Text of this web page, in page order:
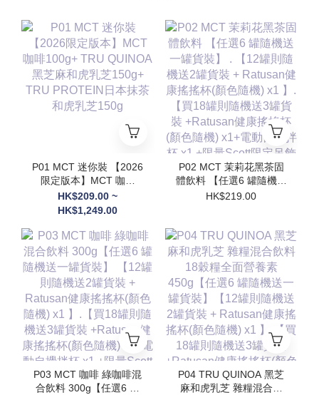
P01 MCT 迷你裝 【2026
限定版本】MCT 咖啡
100g+ TRU QUINOA黑
芝麻和虎乳芝150g+
和虎乳芝150g
HK$209.00 ~
HK$1,249.00
P02 MCT 茉莉花黑茶固
體飲料 【任選6 罐隨機送
一罐貨裝】 . 【12罐則隨
】.【買18罐則隨機送3罐
貨裝 +Ratusan健康搖搖
杯(顏色隨機) x1+電動自
攪拌杯 x1 +限量Scott限
定吊飾(隨機顏色) x1】
HK$219.00
P03 MCT 咖啡 綠咖啡混
合飲料 300g【任選6 罐
P04 TRU QUINOA 黑芝
麻和虎乳芝 雜糧混合飲